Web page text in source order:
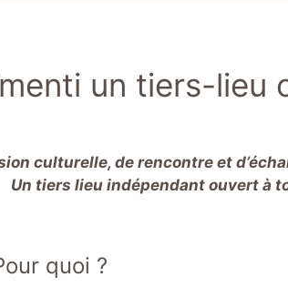
un tiers-lieu
culturelle, de rencontre et
Un tiers lieu indépendant ouvert à
quoi ?